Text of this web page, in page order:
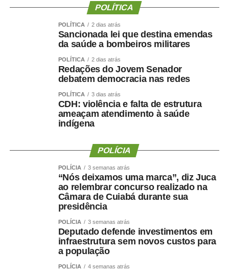
“A ideia é padronizar os procedimentos. Não importa se o
qualquer outra comarca. O importante é que todos
utilizem o mesmo padrão. Muitos profissionais estão
ingressando agora e ainda não tiveram contato com essa
rotina. Por isso trabalhamos com processos reais,
discutimos cada etapa e esclarecemos as dúvidas que
surgem no dia a dia”, explica.
A diretora do DAJE, Shusiene Tassinari Machado,
ressalta que investir na qualificação dos contadores
prestação jurisdicional. “É sempre importante
proporcionar essa atualização técnica, uniformizar
procedimentos e preparar os profissionais para atuarem
de forma segura e alinhada às necessidades da unidade
judicias”, pontua.
A contadora credenciada desde 2021, Janiluce Duarte
Gonzaga, aprovou a iniciativa e destacou a importância
da capacitação para a padronização dos procedimentos e
POLÍTICA
POLÍTICA 2 dias atrás
Sancionada lei que destina emendas
da saúde a bombeiros militares
POLÍTICA 2 dias atrás
Redações do Jovem Senador
debatem democracia nas redes
POLÍTICA 3 dias atrás
CDH: violência e falta de estrutura
ameaçam atendimento à saúde
indígena
POLÍCIA
POLÍCIA 3 semanas atrás
“Nós deixamos uma marca”, diz Juca
ao relembrar concurso realizado na
Câmara de Cuiabá durante sua
presidência
POLÍCIA 3 semanas atrás
Deputado defende investimentos em
infraestrutura sem novos custos para
a população
POLÍCIA 4 semanas atrás